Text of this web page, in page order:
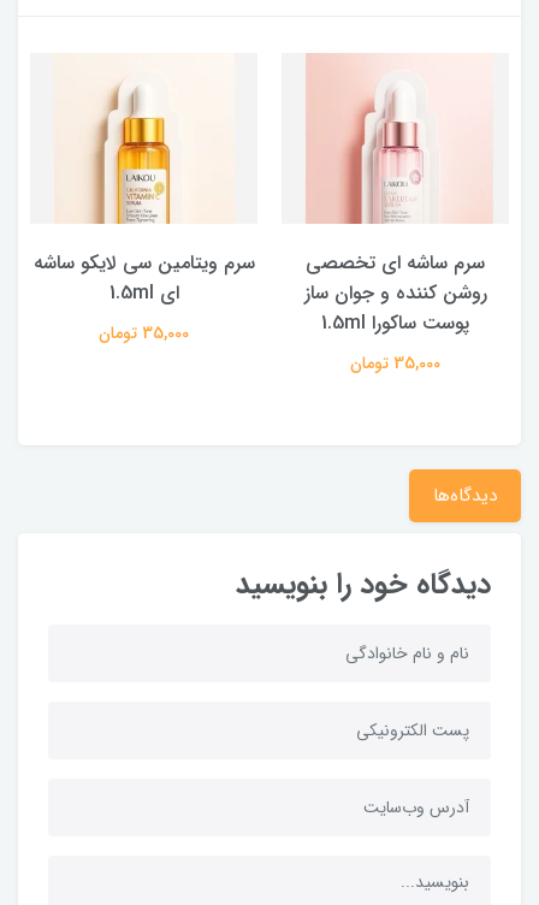
سرم ساشه ای تخصصی
روشن کننده و جوان ساز
پوست ساکورا 1.5ml
35,000 تومان
سرم ویتامین سی لایکو ساشه
ای 1.5ml
35,000 تومان
دیدگاه‌ها
دیدگاه خود را بنویسید